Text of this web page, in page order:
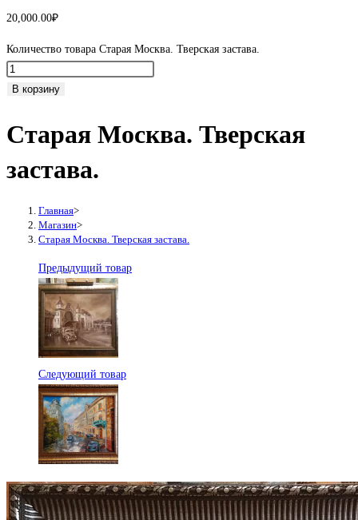
20,000.00₽
Количество товара Старая Москва. Тверская застава.
В корзину
Старая Москва. Тверская
застава.
Главная>
Магазин>
Старая Москва. Тверская застава.
Предыдущий товар
Следующий товар